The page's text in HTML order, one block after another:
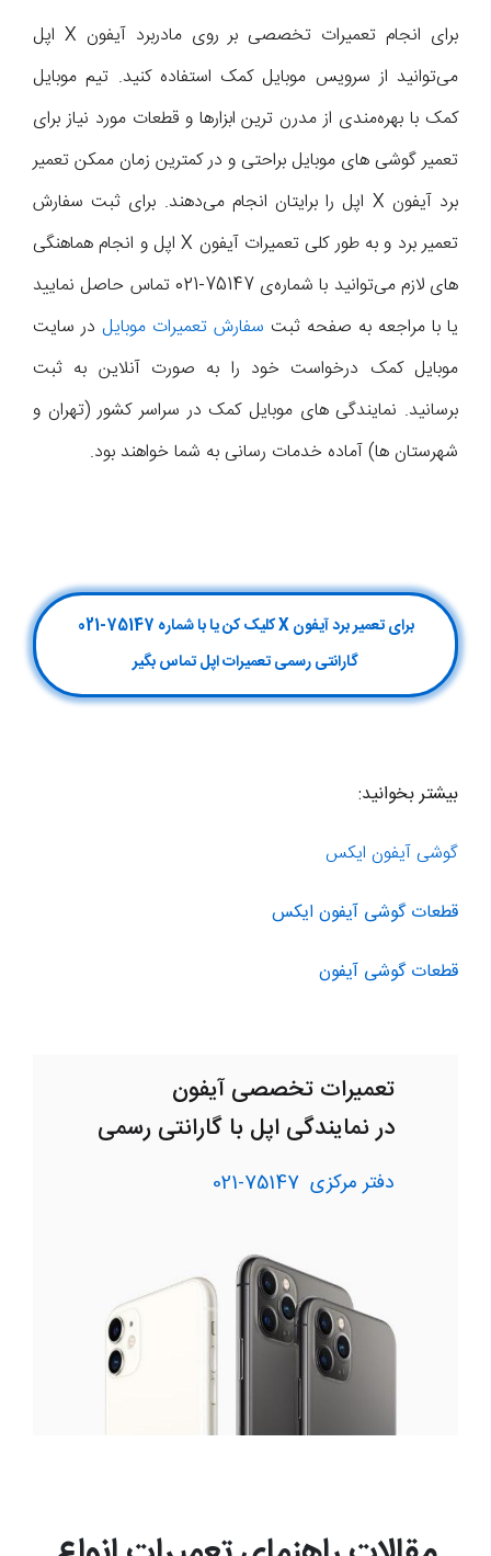
برای انجام تعمیرات تخصصی بر روی مادربرد آیفون X اپل
می‌توانید از سرویس موبایل کمک استفاده کنید. تیم موبایل
کمک با بهره‌مندی از مدرن ترین ابزارها و قطعات مورد نیاز برای
تعمیر گوشی های موبایل براحتی و در کمترین زمان ممکن تعمیر
برد آیفون X اپل را برایتان انجام می‌دهند. برای ثبت سفارش
تعمیر برد و به طور کلی تعمیرات آیفون X اپل و انجام هماهنگی
های لازم می‌توانید با شماره‌ی 75147-021 تماس حاصل نمایید
یا با مراجعه به صفحه ثبت سفارش تعمیرات موبایل در سایت
موبایل کمک درخواست خود را به صورت آنلاین به ثبت
برسانید. نمایندگی های موبایل کمک در سراسر کشور (تهران و
شهرستان ها) آماده خدمات رسانی به شما خواهند بود.
برای تعمیر برد آیفون X کلیک کن یا با شماره 75147-021
گارانتی رسمی تعمیرات اپل تماس بگیر
بیشتر بخوانید:
گوشی آیفون ایکس
قطعات گوشی آیفون ایکس
قطعات گوشی آیفون
تعمیرات تخصصی آیفون
در نمایندگی اپل با گارانتی رسمی
دفتر مرکزی 75147-021